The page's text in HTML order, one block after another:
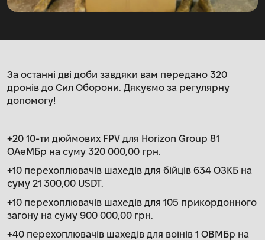
За останні дві доби завдяки вам передано 320
дронів до Сил Оборони. Дякуємо за регулярну
допомогу!
+20 10-ти дюймових FPV для Horizon Group 81
ОАеМБр на суму 320 000,00 грн.
+10 перехоплювачів шахедів для бійців 634 ОЗКБ на
суму 21 300,00 USDT.
+10 перехоплювачів шахедів для 105 прикордонного
загону на суму 900 000,00 грн.
+40 перехоплювачів шахедів для воїнів 1 ОВМБр на